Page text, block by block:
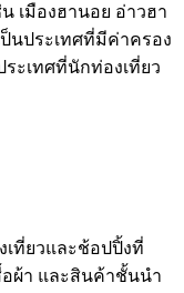
น เมืองฮานอย อ่าวฮา
ป็นประเทศที่มีค่าครอง
ะเทศที่นักท่องเที่ยว
เที่ยวและช้อปปิ้งที่
อผ้า และสินค้าชั้นนำ